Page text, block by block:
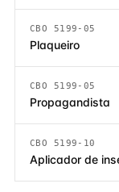
CBO 5199-05
Plaqueiro
CBO 5199-05
Propagandista
CBO 5199-10
Aplicador de